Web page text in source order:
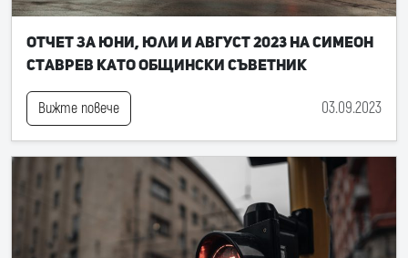
Отчет за юни, юли и август 2023 на Симеон
Ставрев като общински съветник
Вижте повече 03.09.2023